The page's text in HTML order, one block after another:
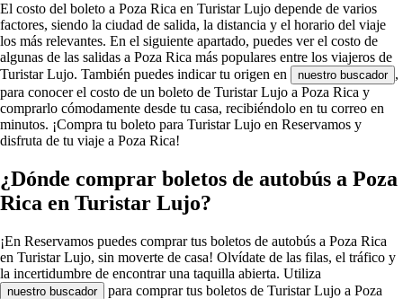
El costo del boleto a Poza Rica en Turistar Lujo depende de varios
factores, siendo la ciudad de salida, la distancia y el horario del viaje
los más relevantes. En el siguiente apartado, puedes ver el costo de
algunas de las salidas a Poza Rica más populares entre los viajeros de
Turistar Lujo. También puedes indicar tu origen en
nuestro buscador ,
para conocer el costo de un boleto de Turistar Lujo a Poza Rica y
comprarlo cómodamente desde tu casa, recibiéndolo en tu correo en
minutos. ¡Compra tu boleto para Turistar Lujo en Reservamos y
disfruta de tu viaje a Poza Rica!
¿Dónde comprar boletos de autobús a Poza
Rica en Turistar Lujo?
¡En Reservamos puedes comprar tus boletos de autobús a Poza Rica
en Turistar Lujo, sin moverte de casa! Olvídate de las filas, el tráfico y
la incertidumbre de encontrar una taquilla abierta. Utiliza
nuestro buscador
para comprar tus boletos de Turistar Lujo a Poza